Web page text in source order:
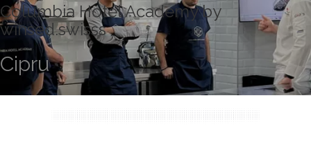
Columbia Hotel Academy by
winsed.swisss
Cipru